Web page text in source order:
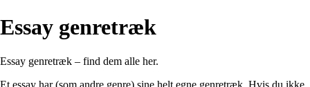
Essay genretræk
Essay genretræk – find dem alle her.
Et essay har (som andre genre) sine helt egne genretræk. Hvis du ikke